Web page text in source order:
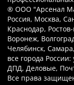
® ООО "Арсенал
Россия, Москва,
Краснодар,
Воронеж,
Челябинск,
все города
ДПД, Деловые,
Все права